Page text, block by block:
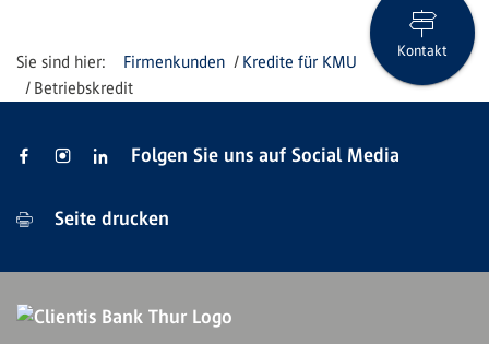
Firmenkunden
Kredite für KMU
Betriebskredit
Kontakt
Folgen Sie uns auf Social Media
Seite drucken